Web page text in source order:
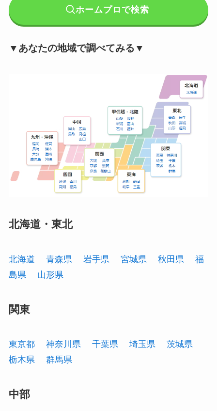
ホームプロで検索
▼あなたの地域で調べてみる▼
北海道・東北
北海道 青森県 岩手県 宮城県 秋田県
福
島県
山形県
関東
東京都 神奈川県 千葉県 埼玉県
茨城県
栃木県
群馬県
中部